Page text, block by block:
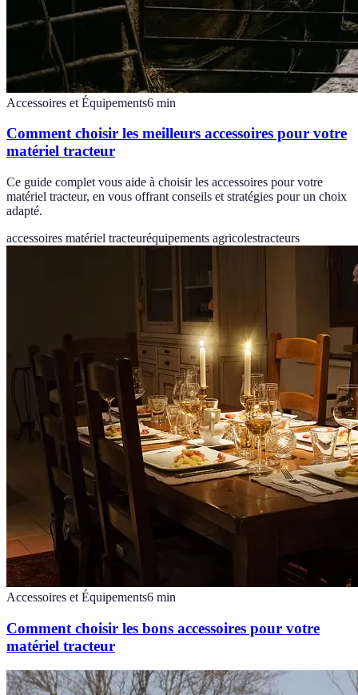
Accessoires et Équipements6 min
Comment choisir les meilleurs accessoires pour votre
matériel tracteur
Ce guide complet vous aide à choisir les accessoires pour votre
matériel tracteur, en vous offrant conseils et stratégies pour un choix
adapté.
accessoires matériel tracteuréquipements agricolestracteurs
Accessoires et Équipements6 min
Comment choisir les bons accessoires pour votre
matériel tracteur